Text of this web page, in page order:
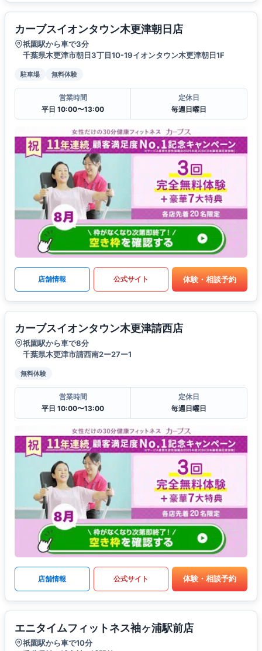
カーブスイオンタウン木更津朝日店
祇園駅から車で3分
千葉県木更津市朝日3丁目10-19イオンタウン木更津朝日1F
駐車場 無料体験
営業時間
平日 10:00〜13:00
定休日
毎週日曜日
店舗情報 公式サイト 体験・相談予約
カーブスイオンタウン木更津請西店
祇園駅から車で8分
千葉県木更津市請西南2ー27ー1
無料体験
営業時間
平日 10:00〜13:00
定休日
毎週日曜日
店舗情報 公式サイト 体験・相談予約
エニタイムフィットネス袖ヶ浦駅前店
祇園駅から車で10分